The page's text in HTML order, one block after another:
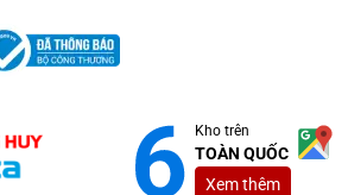
Kho trên
TOÀN QUỐC
Xem thêm